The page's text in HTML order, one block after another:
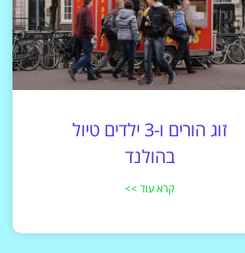
זוג הורים ו-3 ילדים טיול
בהולנד
קרא עוד >>